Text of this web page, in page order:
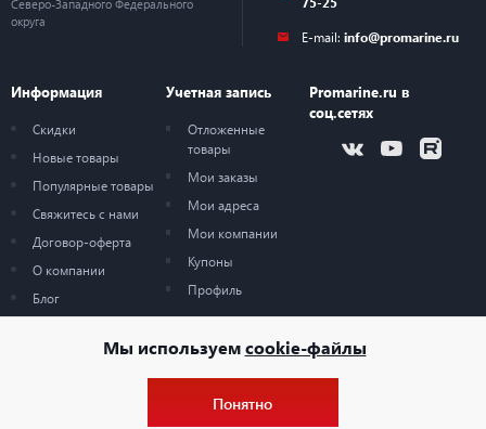
Мы используемcookie-файлы
Понятно
Северо-Западного Федерального
округа
E-mail: info@promarine.ru
Информация
Скидки
Новые товары
Популярные товары
Свяжитесь с нами
Договор-оферта
О компании
Блог
Учетная запись
Отложенные
товары
Мои заказы
Мои адреса
Мои компании
Купоны
Профиль
Promarine.ru в
соц.сетях